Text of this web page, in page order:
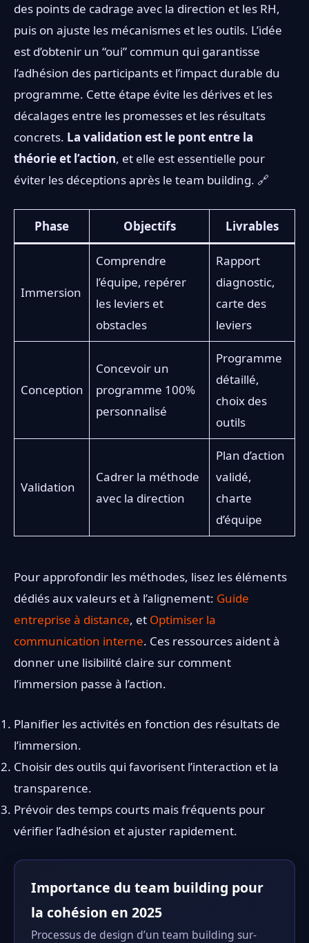
des points de cadrage avec la direction et les RH,
puis on ajuste les mécanismes et les outils. L’idée
est d’obtenir un “oui” commun qui garantisse
l’adhésion des participants et l’impact durable du
programme. Cette étape évite les dérives et les
décalages entre les promesses et les résultats
concrets. La validation est le pont entre la
théorie et l’action, et elle est essentielle pour
éviter les déceptions après le team building. 🔗
Phase Objectifs Livrables
Immersion
Comprendre
l’équipe, repérer
les leviers et
obstacles
Rapport
diagnostic,
carte des
leviers
Conception
Concevoir un
programme 100%
personnalisé
Programme
détaillé,
choix des
outils
Validation
Cadrer la méthode
avec la direction
Plan d’action
validé,
charte
d’équipe
Pour approfondir les méthodes, lisez les éléments
dédiés aux valeurs et à l’alignement: Guide
entreprise à distance, et Optimiser la
communication interne. Ces ressources aident à
donner une lisibilité claire sur comment
l’immersion passe à l’action.
Planifier les activités en fonction des résultats de
l’immersion.
Choisir des outils qui favorisent l’interaction et la
transparence.
Prévoir des temps courts mais fréquents pour
vérifier l’adhésion et ajuster rapidement.
Importance du team building pour
la cohésion en 2025
Processus de design d’un team building sur-